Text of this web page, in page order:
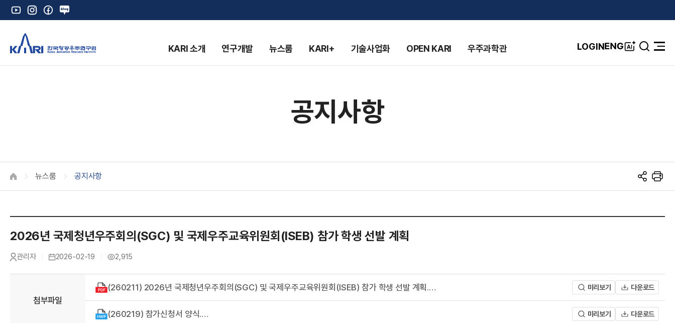
유
튜
인
스
그
램
페
이
네
로
그
A
KARI 소개 연구개발 뉴스룸 KARI+ 기술사업화 OPEN KARI 우주과학관 LOGINENG A
검
전
공지사항
HOME 뉴스룸 공지사항
S
N
유
프
린
2026년 국제청년우주회의(SGC) 및 국제우주교육위원회(ISEB) 참가 학생 선발 계획
작관리자
등2026-02-19
조2,915
첨부파일
(260211) 2026년 국제청년우주회의(SGC) 및 국제우주교육위원회(ISEB) 참가 학생 선발 계획.pdf 미리보기 다운로드
(260219) 참가신청서 양식.hwp 미리보기 다운로드